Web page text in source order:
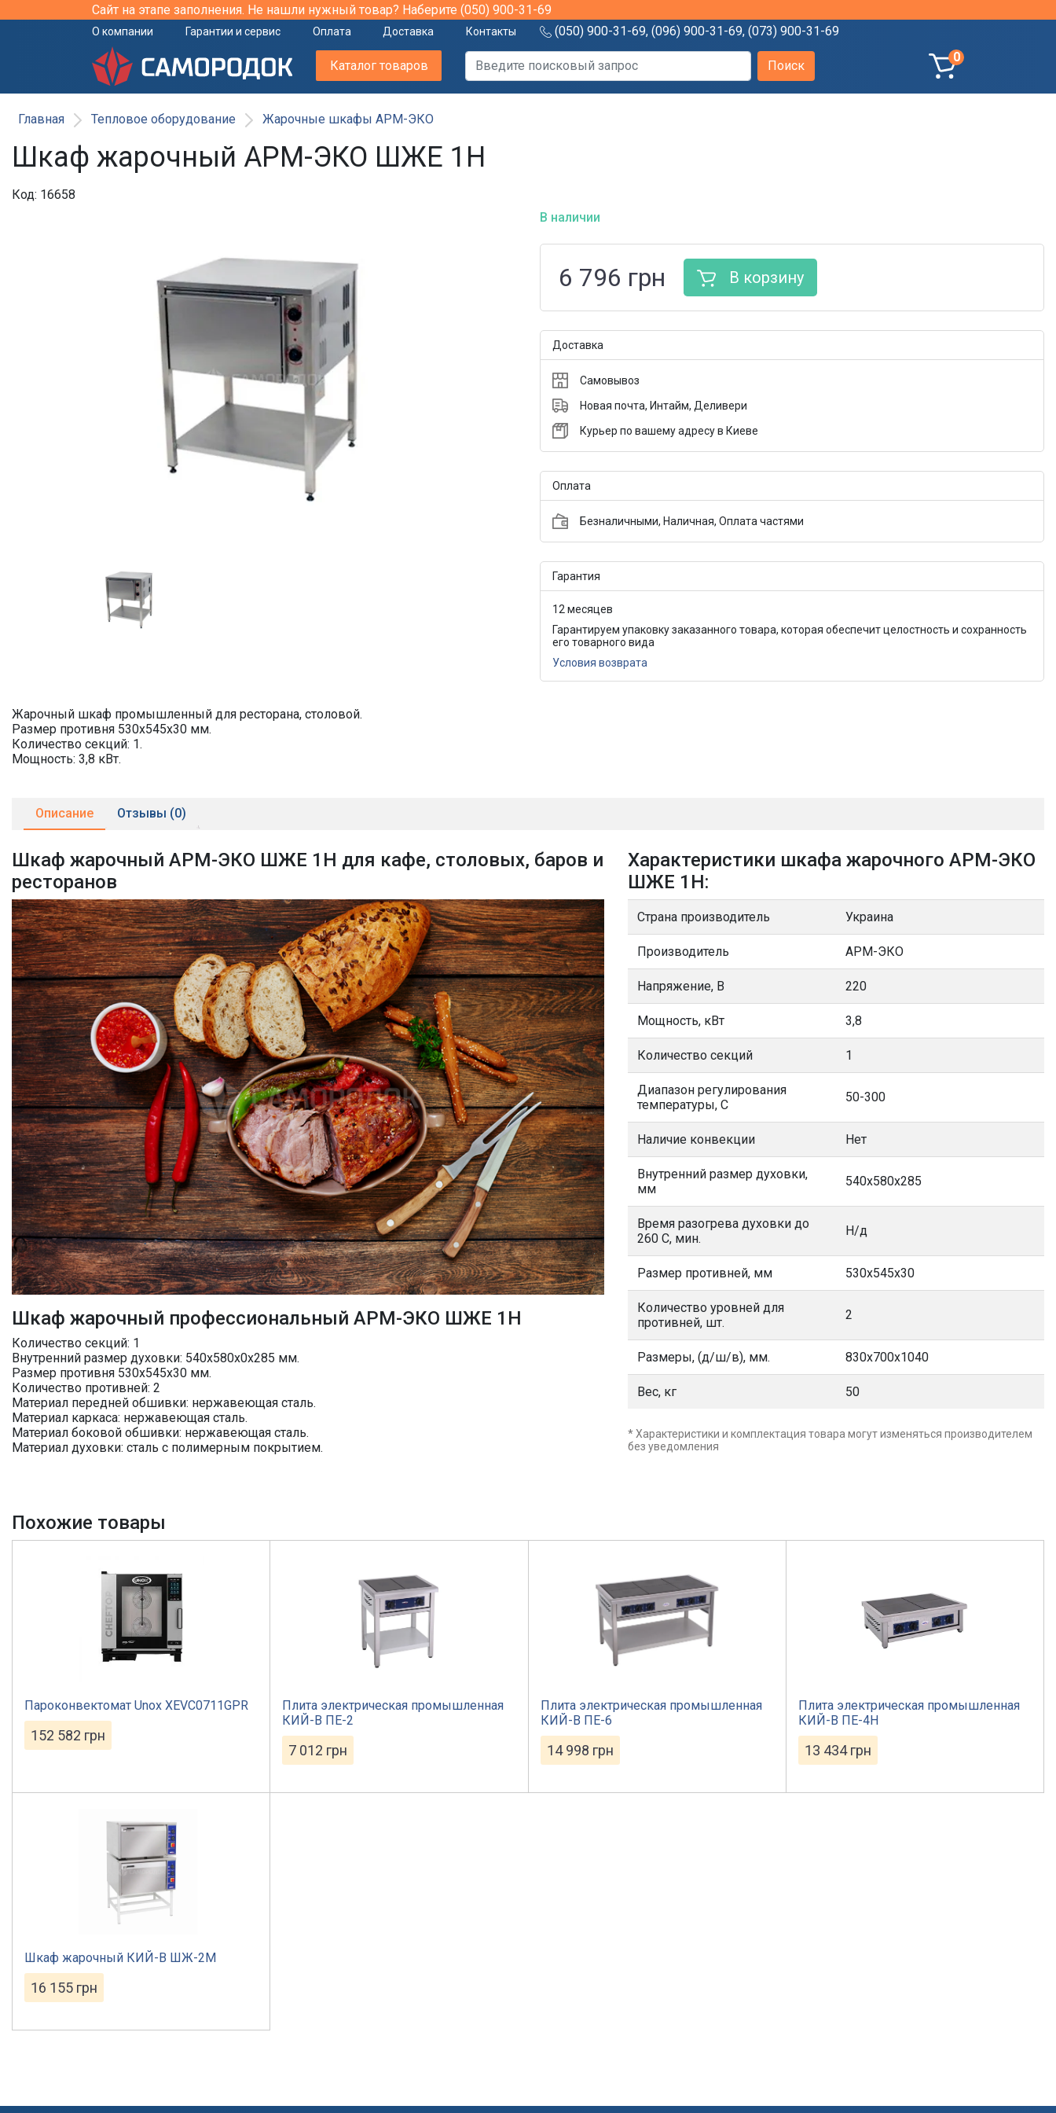
Сайт на этапе заполнения. Не нашли нужный товар? Наберите (050) 900-31-69
О компании Гарантии и сервис Оплата Доставка Контакты (050) 900-31-69, (096) 900-31-69, (073) 900-31-69
Каталог товаров
0
Главная Тепловое оборудование Жарочные шкафы АРМ-ЭКО
Шкаф жарочный АРМ-ЭКО ШЖЕ 1Н
Код: 16658
В наличии
6 796 грн В корзину
Доставка
Самовывоз
Новая почта, Интайм, Деливери
Курьер по вашему адресу в Киеве
Оплата
Безналичными, Наличная, Оплата частями
Гарантия
12 месяцев
Гарантируем упаковку заказанного товара, которая обеспечит целостность и сохранность
его товарного вида
Условия возврата
Жарочный шкаф промышленный для ресторана, столовой.
Размер противня 530х545х30 мм.
Количество секций: 1.
Мощность: 3,8 кВт.
Описание Отзывы (0)
Шкаф жарочный АРМ-ЭКО ШЖЕ 1Н для кафе, столовых, баров и
ресторанов
Шкаф жарочный профессиональный АРМ-ЭКО ШЖЕ 1Н
Количество секций: 1
Внутренний размер духовки: 540х580х0х285 мм.
Размер противня 530х545х30 мм.
Количество противней: 2
Материал передней обшивки: нержавеющая сталь.
Материал каркаса: нержавеющая сталь.
Материал боковой обшивки: нержавеющая сталь.
Материал духовки: сталь с полимерным покрытием.
Характеристики шкафа жарочного АРМ-ЭКО
ШЖЕ 1Н:
Страна производитель Украина
Производитель АРМ-ЭКО
Напряжение, В 220
Мощность, кВт 3,8
Количество секций 1
Диапазон регулирования
температуры, С
50-300
Наличие конвекции Нет
Внутренний размер духовки,
мм
540х580х285
Время разогрева духовки до
260 С, мин.
Н/д
Размер противней, мм 530х545х30
Количество уровней для
противней, шт.
2
Размеры, (д/ш/в), мм. 830х700х1040
Вес, кг 50
* Характеристики и комплектация товара могут изменяться производителем
без уведомления
Похожие товары
Пароконвектомат Unox XEVC0711GPR
152 582 грн
Плита электрическая промышленная
КИЙ-В ПЕ-2
7 012 грн
Плита электрическая промышленная
КИЙ-В ПЕ-6
14 998 грн
Плита электрическая промышленная
КИЙ-В ПЕ-4Н
13 434грн
Шкаф жарочный КИЙ-В ШЖ-2М
16 155 грн